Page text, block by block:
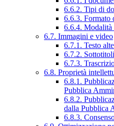
6.6.2. Tipi di
6.6.3. Formato
6.6.4. Modalità
6.7. Immagini e video
6.7.1. Testo
6.7.2.
6.7.3.
6.8. Proprietà
6.8.1.
Pubblica
6.8.2.
dalla Pubblica
6.8.3.